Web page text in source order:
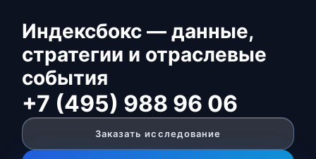
Индексбокс — данные,
стратегии и отраслевые
события
+7 (495) 988 96 06
Заказать исследование